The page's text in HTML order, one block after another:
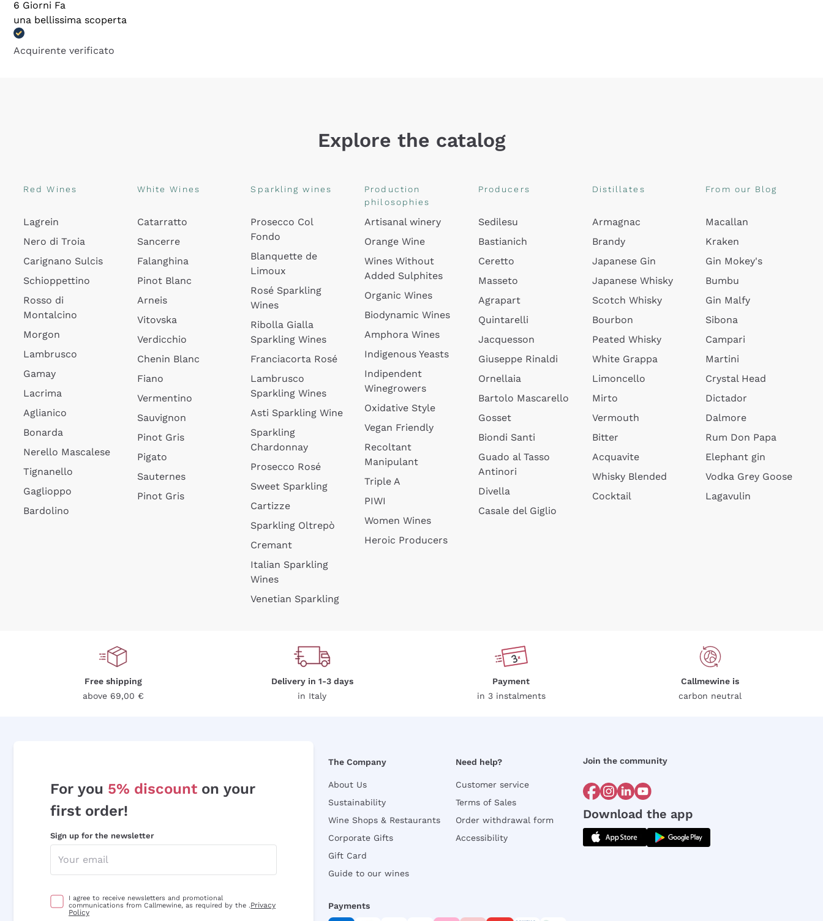
6 Giorni Fa
una bellissima scoperta
Acquirente verificato
Explore the catalog
Red Wines
Lagrein
Nero di Troia
Carignano Sulcis
Schioppettino
Rosso di
Montalcino
Morgon
Lambrusco
Gamay
Lacrima
Aglianico
Bonarda
Nerello Mascalese
Tignanello
Gaglioppo
Bardolino
White Wines
Catarratto
Sancerre
Falanghina
Pinot Blanc
Arneis
Vitovska
Verdicchio
Chenin Blanc
Fiano
Vermentino
Sauvignon
Pinot Gris
Pigato
Sauternes
Pinot Gris
Sparkling wines
Prosecco Col
Fondo
Blanquette de
Limoux
Rosé Sparkling
Wines
Ribolla Gialla
Sparkling Wines
Franciacorta Rosé
Lambrusco
Sparkling Wines
Asti Sparkling Wine
Sparkling
Chardonnay
Prosecco Rosé
Sweet Sparkling
Cartizze
Sparkling Oltrepò
Cremant
Italian Sparkling
Wines
Venetian Sparkling
Production
philosophies
Artisanal winery
Orange Wine
Wines Without
Added Sulphites
Organic Wines
Biodynamic Wines
Amphora Wines
Indigenous Yeasts
Indipendent
Winegrowers
Oxidative Style
Vegan Friendly
Recoltant
Manipulant
Triple A
PIWI
Women Wines
Heroic Producers
Producers
Sedilesu
Bastianich
Ceretto
Masseto
Agrapart
Quintarelli
Jacquesson
Giuseppe Rinaldi
Ornellaia
Bartolo Mascarello
Gosset
Biondi Santi
Guado al Tasso
Antinori
Divella
Casale del Giglio
Distillates
Armagnac
Brandy
Japanese Gin
Japanese Whisky
Scotch Whisky
Bourbon
Peated Whisky
White Grappa
Limoncello
Mirto
Vermouth
Bitter
Acquavite
Whisky Blended
Cocktail
From our Blog
Macallan
Kraken
Gin Mokey's
Bumbu
Gin Malfy
Sibona
Campari
Martini
Crystal Head
Dictador
Dalmore
Rum Don Papa
Elephant gin
Vodka Grey Goose
Lagavulin
Free shipping
above 69,00 €
Delivery in 1-3 days
in Italy
Payment
in 3 instalments
Callmewine is
carbon neutral
For you 5% discount on your
first order!
Sign up for the newsletter
I agree to receive newsletters and promotional
communications from Callmewine, as required by the .Privacy
Policy
The Company
About Us
Sustainability
Wine Shops & Restaurants
Corporate Gifts
Gift Card
Guide to our wines
Need help?
Customer service
Terms of Sales
Order withdrawal form
Accessibility
Join the community
Download the app
Payments